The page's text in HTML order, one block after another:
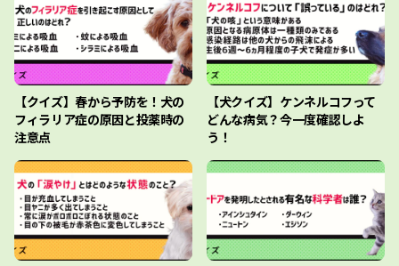
【クイズ】春から予防を！犬の
フィラリア症の原因と投薬時の
注意点
【犬クイズ】ケンネルコフって
どんな病気？今一度確認しよ
う！